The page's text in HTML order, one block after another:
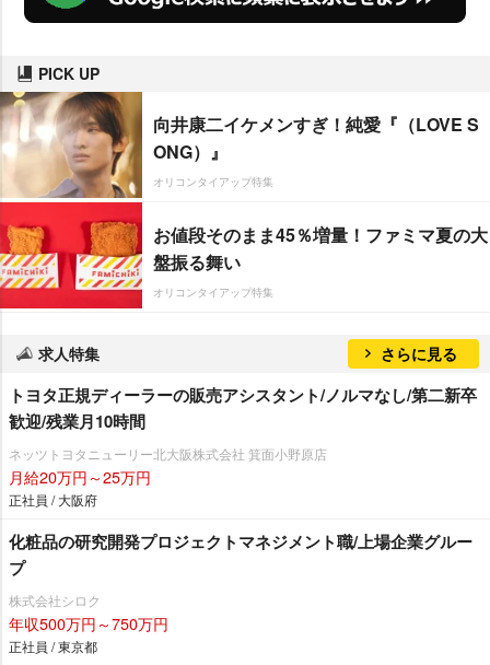
PICK UP
向井康二イケメンすぎ！純愛『（LOVE S
ONG）』
オリコンタイアップ特集
お値段そのまま45％増量！ファミマ夏の大
盤振る舞い
オリコンタイアップ特集
求人特集 さらに見る
トヨタ正規ディーラーの販売アシスタント/ノルマなし/第二新卒
歓迎/残業月10時間
ネッツトヨタニューリー北大阪株式会社 箕面小野原店
月給20万円～25万円
正社員 / 大阪府
化粧品の研究開発プロジェクトマネジメント職/上場企業グルー
プ
株式会社シロク
年収500万円～750万円
正社員 / 東京都